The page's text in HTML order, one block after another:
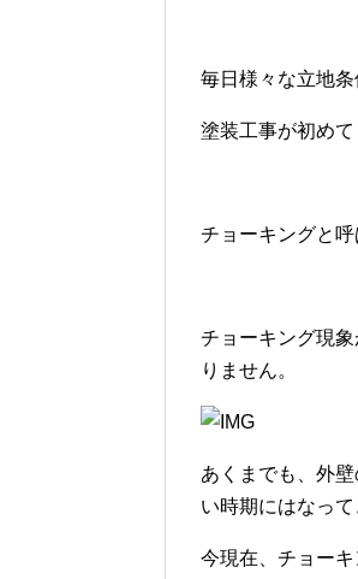
毎日様々な立地
塗装工事が初め
チョーキングと
チョーキング現
りません。
あくまでも、外
い時期にはなって
今現在、チョー